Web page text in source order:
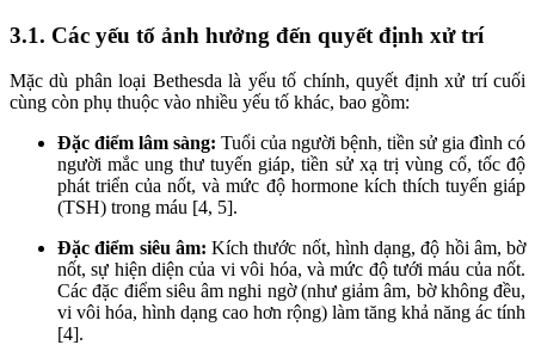
3.1. Các yếu tố ảnh hưởng đến quyết định xử trí
Mặc dù phân loại Bethesda là yếu tố chính, quyết định xử trí cuối
cùng còn phụ thuộc vào nhiều yếu tố khác, bao gồm:
Đặc điểm lâm sàng: Tuổi của người bệnh, tiền sử gia đình có
người mắc ung thư tuyến giáp, tiền sử xạ trị vùng cổ, tốc độ
phát triển của nốt, và mức độ hormone kích thích tuyến giáp
(TSH) trong máu [4, 5].
Đặc điểm siêu âm: Kích thước nốt, hình dạng, độ hồi âm, bờ
nốt, sự hiện diện của vi vôi hóa, và mức độ tưới máu của nốt.
Các đặc điểm siêu âm nghi ngờ (như giảm âm, bờ không đều,
vi vôi hóa, hình dạng cao hơn rộng) làm tăng khả năng ác tính
[4].